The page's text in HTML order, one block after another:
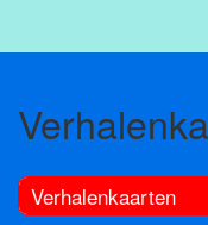
Verhalenkaarten